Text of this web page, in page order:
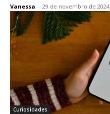
Vanessa - 29 de novembro de 2024
Curiosidades